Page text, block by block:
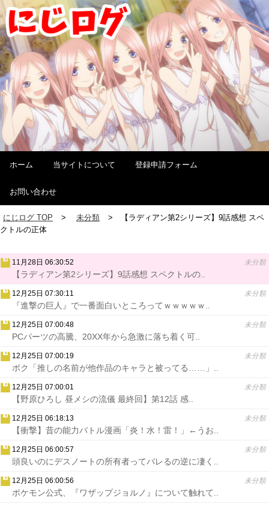
ホーム 当サイトについて 登録申請フォーム
お問い合わせ
にじログ TOP 未分類
【ラディアン第2シリーズ】9話感想 スペ
クトルの正体
11月28日 06:30:52 未分類
【ラディアン第2シリーズ】9話感想 スペクトルの..
12月25日 07:30:11 未分類
『進撃の巨人』で一番面白いところってｗｗｗｗｗ..
12月25日 07:00:48 未分類
PCパーツの高騰、20XX年から急激に落ち着く可..
12月25日 07:00:19 未分類
ボク「推しの名前が他作品のキャラと被ってる……」..
12月25日 07:00:01 未分類
【野原ひろし 昼メシの流儀 最終回】第12話 感..
12月25日 06:18:13 未分類
【衝撃】昔の能力バトル漫画「炎！水！雷！」←うお..
12月25日 06:00:57 未分類
頭良いのにデスノートの所有者ってバレるの逆に凄く..
12月25日 06:00:56 未分類
ポケモン公式、『ワザップジョルノ』について触れて..